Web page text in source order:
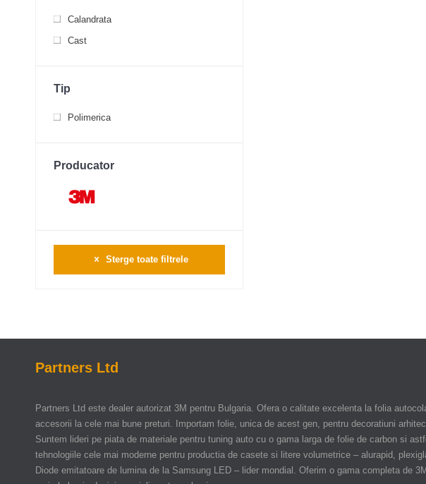
Calandrata
Cast
Tip
Polimerica
Producator
Sterge toate filtrele
Partners Ltd
Partners Ltd este dealer autorizat 3M pentru Bulgaria. Ofera o calitate excelenta la folia
accesorii la cele mai bune preturi. Importam folie, unica de acest gen, pentru decoratiuni
Suntem lideri pe piata de materiale pentru tuning auto cu o gama larga de folie de carbon si
tehnologiile cele mai moderne pentru productia de casete si litere volumetrice – alurapid,
Diode emitatoare de lumina de la Samsung LED – lider mondial. Oferim o gama completa de